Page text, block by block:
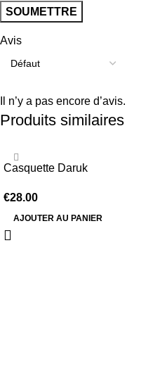
Avis
Il n’y a pas encore d’avis.
Produits similaires
Casquette Daruk
€28.00
AJOUTER AU PANIER